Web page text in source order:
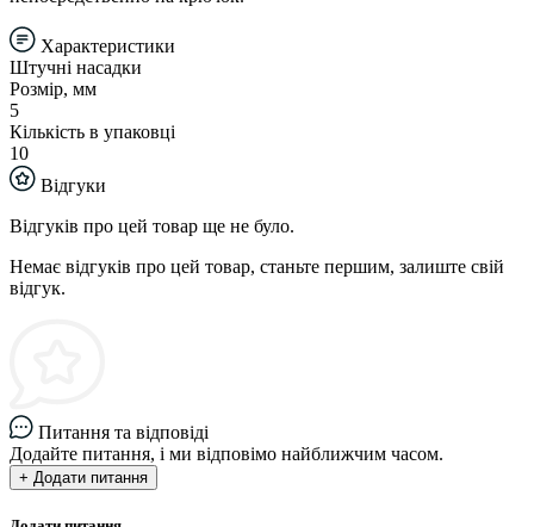
Характеристики
Штучні насадки
Розмір, мм
5
Кількість в упаковці
10
Відгуки
Відгуків про цей товар ще не було.
Немає відгуків про цей товар, станьте першим, залиште свій
відгук.
Питання та відповіді
Додайте питання, і ми відповімо найближчим часом.
+ Додати питання